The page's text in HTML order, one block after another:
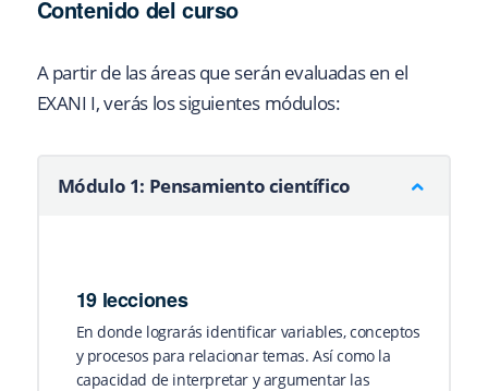
Contenido del curso
A partir de las áreas que serán evaluadas en el
EXANI I, verás los siguientes módulos:
Módulo 1: Pensamiento científico
19 lecciones
En donde lograrás identificar variables, conceptos
y procesos para relacionar temas. Así como la
capacidad de interpretar y argumentar las